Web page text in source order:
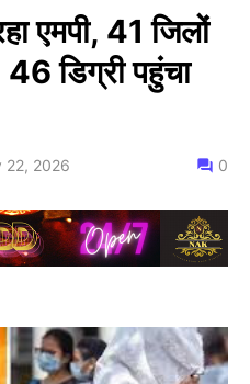
एमपी, 41 जिलों
डिग्री पहुंचा
22, 2026 0